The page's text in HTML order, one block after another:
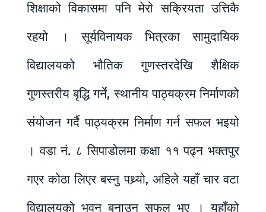
शिक्षाको विकासमा पनि मेरो सक्रियता उत्तिकै
रहयो । सूर्यविनायक भित्रका सामुदायिक
विद्यालयको भौतिक गुणस्तरदेखि शैक्षिक
गुणस्तरीय बृद्धि गर्ने, स्थानीय पाठ्यक्रम निर्माणको
संयोजन गर्दै पाठ्यक्रम निर्माण गर्न सफल भइयो
। वडा नं. ८ सिपाडोलमा कक्षा ११ पढ्न भक्तपुर
गएर कोठा लिएर बस्नु पथ्र्यो, अहिले यहाँ चार वटा
विद्यालयको भवन बनाउन सफल भए । यहाँको